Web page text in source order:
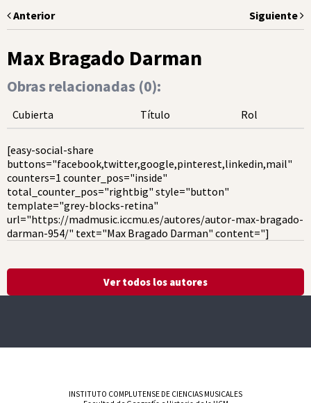
Anterior Siguiente
Max Bragado Darman
Obras relacionadas (0):
Cubierta Título Rol
[easy-social-share
buttons="facebook,twitter,google,pinterest,linkedin,mail"
counters=1 counter_pos="inside"
total_counter_pos="rightbig" style="button"
template="grey-blocks-retina"
url="https://madmusic.iccmu.es/autores/autor-max-bragado-
darman-954/" text="Max Bragado Darman" content="]
Ver todos los autores
INSTITUTO COMPLUTENSE DE CIENCIAS MUSICALES